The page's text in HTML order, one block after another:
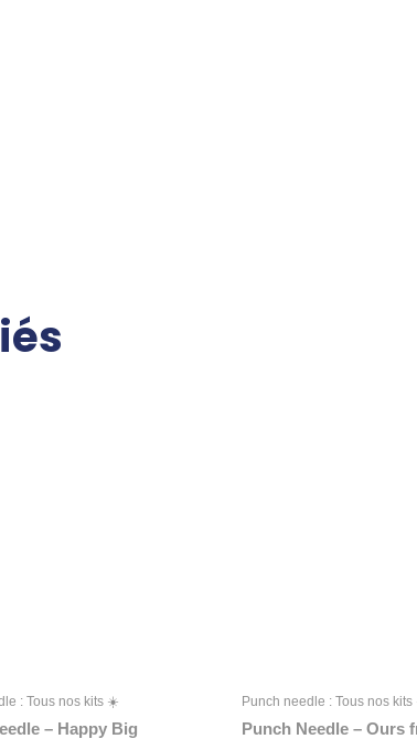
: Tous nos kits ☀️
– Happy Big
Punch needle : Tous nos
Punch Needle – Ours